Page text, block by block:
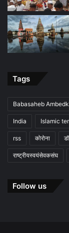
Tags
Babasaheb
India Islamic
rss कोरोना
राष्ट्रीयस्वयंसेवकसंघ
Follow us